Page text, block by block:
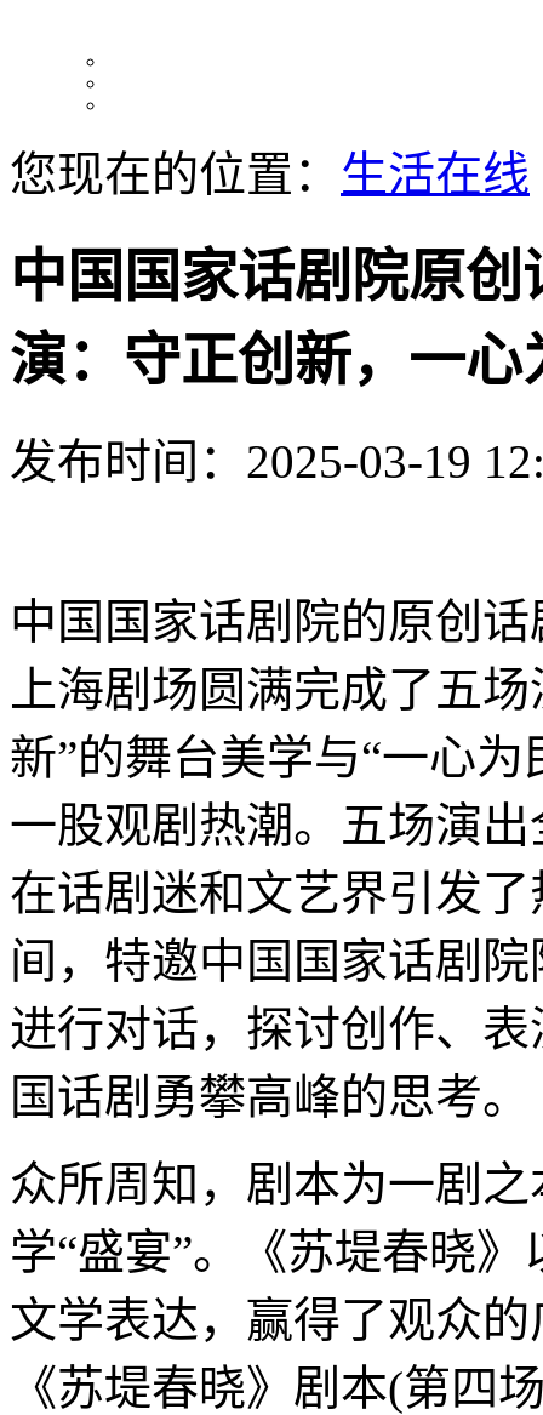
您现在的位置： 生活在线
中国国家话剧院原
演：守正创新，一心
发布时间：2025-03-19
中国国家话剧院的原创
上海剧场圆满完成了五
新”的舞台美学与“一心
一股观剧热潮。五场演
在话剧迷和文艺界引发
间，特邀中国国家话剧
进行对话，探讨创作、
国话剧勇攀高峰的思考。
众所周知，剧本为一剧
学“盛宴”。《苏堤春晓
文学表达，赢得了观众
《苏堤春晓》剧本(第四